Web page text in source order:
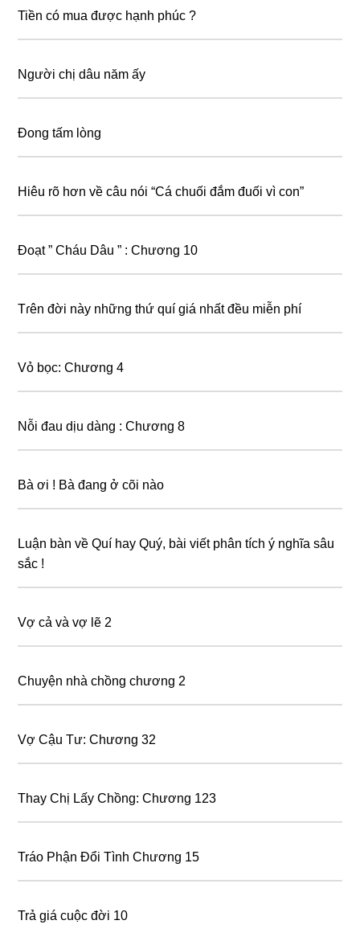
Tiền có mua được hạnh phúc ?
Người chị dâu năm ấy
Đong tấm lòng
Hiêu rõ hơn về câu nói “Сá сhuốі đắm đuốі ᴠì соn”
Đoạt ” Cháu Dâu ” : Chương 10
Tɾên đời này những thứ quí giá nhất đều miễn phí
Vỏ bọc: Chương 4
Nỗi đau dịu dàng : Chương 8
Bà ơi ! Bà đang ở cõi nào
Luận bàn về Quí hay Quý, bài viết phân tích ý nghĩa sâu
sắc !
Vợ cả và vợ lẽ 2
Chuyện nhà chồng chương 2
Vợ Cậu Tư: Chương 32
Thay Chị Lấy Chồng: Chương 123
Tráo Phận Đổi Tình Chương 15
Trả giá cuộc đời 10